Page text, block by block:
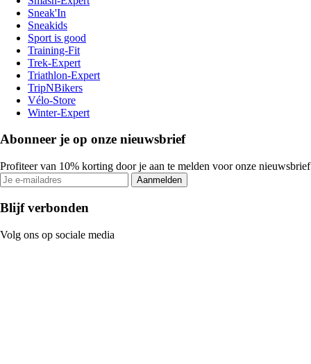
Sneak'In
Sneakids
Sport is good
Training-Fit
Trek-Expert
Triathlon-Expert
TripNBikers
Vélo-Store
Winter-Expert
Abonneer je op onze nieuwsbrief
Profiteer van 10% korting door je aan te melden voor onze nieuwsbrief
Aanmelden
Blijf verbonden
Volg ons op sociale media